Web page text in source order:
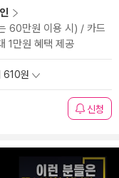
60만원 이용 시) / 카드
1만원 혜택 제공
610원
신청